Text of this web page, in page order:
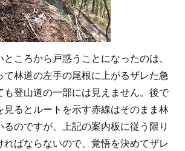
ところから戸惑うことになったのは、
て林道の左手の尾根に上がるザレた急
も登山道の一部には見えません。後で
見るとルートを示す赤線はそのまま林
のですが、上記の案内板に従う限り
ればならないので、覚悟を決めてザレ